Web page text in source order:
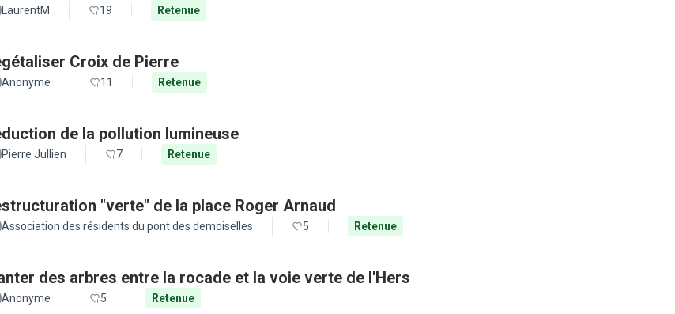
LaurentM 19 Retenue
Croix de Pierre
Anonyme 11 Retenue
de la pollution lumineuse
Pierre Jullien 7 Retenue
"verte" de la place Roger Arnaud
Association des résidents du pont des demoiselles 5 Retenue
des arbres entre la rocade et la voie verte de l'Hers
Anonyme 5 Retenue